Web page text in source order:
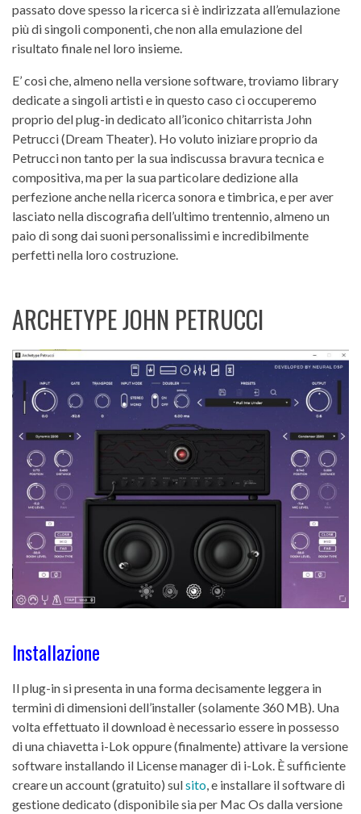
passato dove spesso la ricerca si è indirizzata all’emulazione
più di singoli componenti, che non alla emulazione del
risultato finale nel loro insieme.
E’ cosi che, almeno nella versione software, troviamo library
dedicate a singoli artisti e in questo caso ci occuperemo
proprio del plug-in dedicato all’iconico chitarrista John
Petrucci (Dream Theater). Ho voluto iniziare proprio da
Petrucci non tanto per la sua indiscussa bravura tecnica e
compositiva, ma per la sua particolare dedizione alla
perfezione anche nella ricerca sonora e timbrica, e per aver
lasciato nella discografia dell’ultimo trentennio, almeno un
paio di song dai suoni personalissimi e incredibilmente
perfetti nella loro costruzione.
ARCHETYPE JOHN PETRUCCI
Installazione
Il plug-in si presenta in una forma decisamente leggera in
termini di dimensioni dell’installer (solamente 360 MB). Una
volta effettuato il download è necessario essere in possesso
di una chiavetta i-Lok oppure (finalmente) attivare la versione
software installando il License manager di i-Lok. È sufficiente
creare un account (gratuito) sulsito , e installare il software di
gestione dedicato (disponibile sia per Mac Os dalla versione